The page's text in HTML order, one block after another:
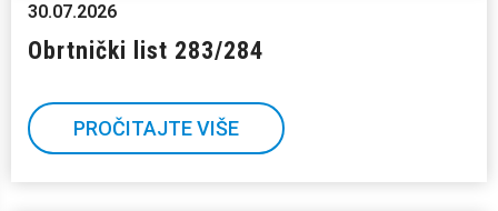
30.07.2026
Obrtnički list 283/284
PROČITAJTE VIŠE